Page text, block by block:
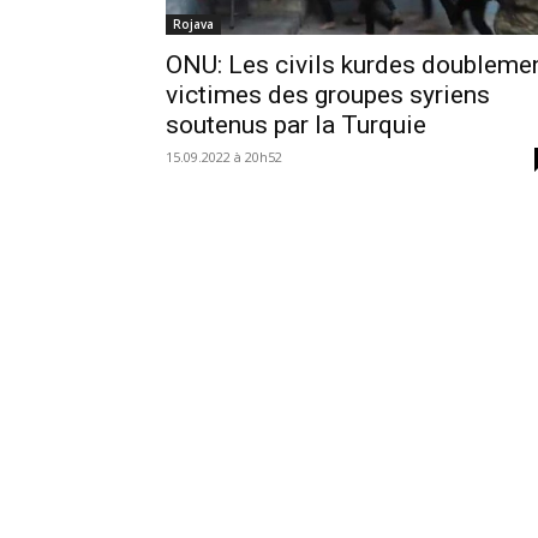
Rojava
ONU: Les civils kurdes
victimes des groupes syriens
soutenus par la Turquie
15.09.2022 à 20h52